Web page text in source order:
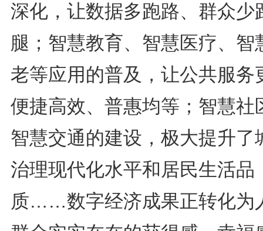
深化，让数据多跑路、群众少
腿；智慧教育、智慧医疗、智
老等应用的普及，让公共服务
便捷高效、普惠均等；智慧社
智慧交通的建设，极大提升了
治理现代化水平和居民生活品
质……数字经济成果正转化为